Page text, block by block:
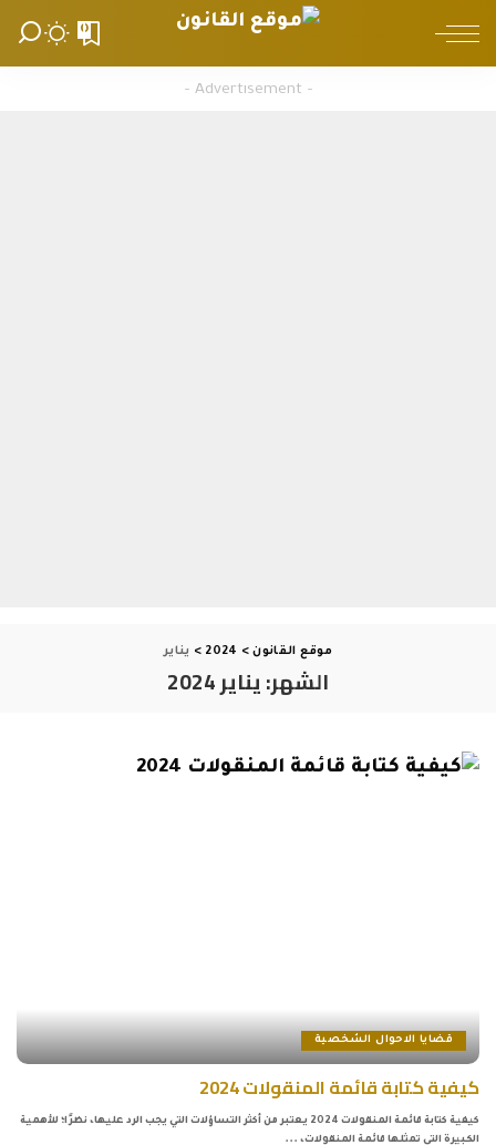
0
– Advertisement –
موقع القانون>
2024
> يناير
الشهر:يناير 2024
قضايا الاحوال الشخصية
كيفية كتابة قائمة المنقولات 2024
كيفية كتابة قائمة المنقولات 2024 يعتبر من أكثر التساؤلات التي يجب الرد عليها، نظرًا؛ للأهمية
الكبيرة التي تمثلها قائمة المنقولات، ...